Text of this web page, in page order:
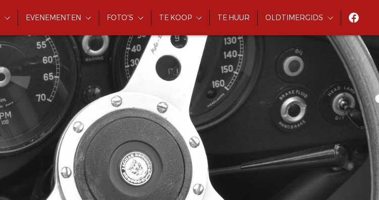
EVENEMENTEN FOTO'S TE KOOP TE HUUR OLDTIMERGIDS